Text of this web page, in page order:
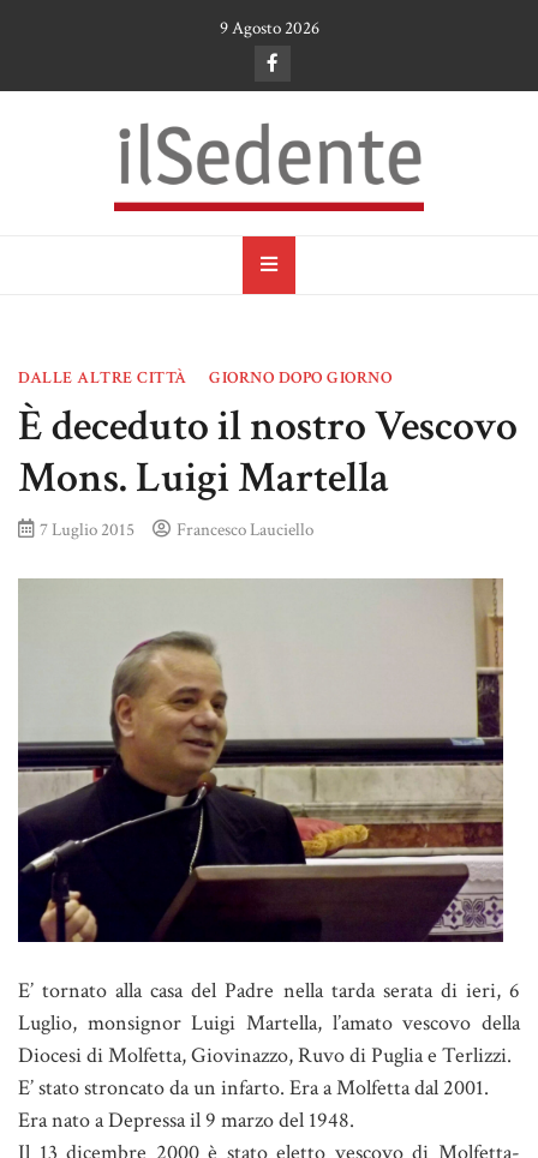
9 Agosto 2026
il Sedente
DALLE ALTRE CITTÀ GIORNO DOPO GIORNO
È deceduto il nostro Vescovo
Mons. Luigi Martella
7 Luglio 2015 Francesco Lauciello
E’ tornato alla casa del Padre nella tarda serata di ieri, 6
Luglio, monsignor Luigi Martella, l’amato vescovo della
Diocesi di Molfetta, Giovinazzo, Ruvo di Puglia e Terlizzi.
E’ stato stroncato da un infarto. Era a Molfetta dal 2001.
Era nato a Depressa il 9 marzo del 1948.